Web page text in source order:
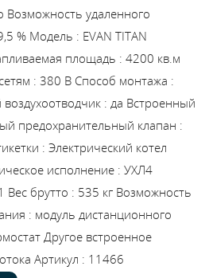
Возможность удаленного
% Модель : EVAN TITAN
площадь : 4200 кв.м
: 380 В Способ монтажа :
: да Встроенный
предохранительный клапан :
: Электрический котел
исполнение : УХЛ4
Вес брутто : 535 кг Возможность
: модуль дистанционного
Другое встроенное
Артикул : 11466